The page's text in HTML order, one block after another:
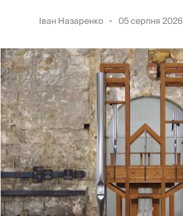
Іван Назаренко 05 серпня 2026